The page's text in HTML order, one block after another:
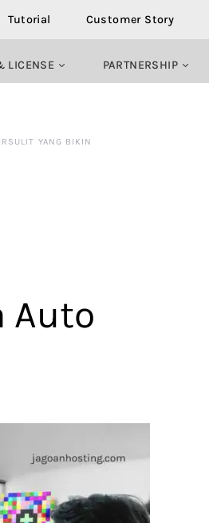
Tutorial Customer Story
LICENSE PARTNERSHIP
YANG BIKIN
Auto